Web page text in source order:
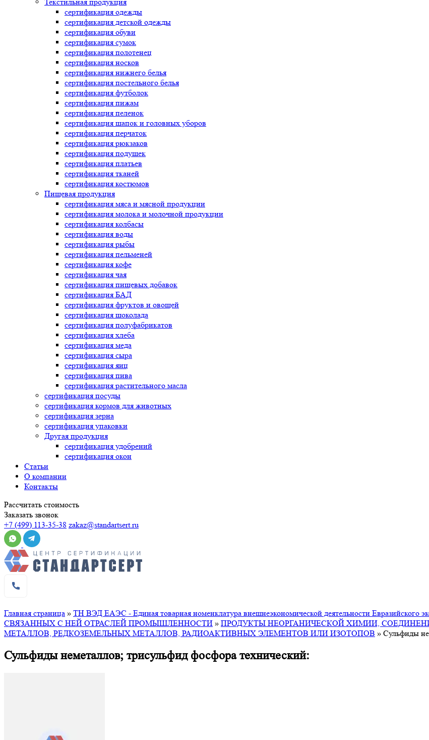
сертификация одежды
сертификация детской одежды
сертификация обуви
сертификация сумок
сертификация полотенец
сертификация носков
сертификация нижнего белья
сертификация постельного белья
сертификация футболок
сертификация пижам
сертификация пеленок
сертификация шапок и головных уборов
сертификация перчаток
сертификация рюкзаков
сертификация подушек
сертификация платьев
сертификация тканей
сертификация костюмов
Пищевая продукция
сертификация мяса и мясной продукции
сертификация молока и молочной продукции
сертификация колбасы
сертификация воды
сертификация рыбы
сертификация пельменей
сертификация кофе
сертификация чая
сертификация пищевых добавок
сертификация БАД
сертификация фруктов и овощей
сертификация шоколада
сертификация полуфабрикатов
сертификация хлеба
сертификация меда
сертификация сыра
сертификация яиц
сертификация пива
сертификация растительного масла
сертификация посуды
сертификация кормов для животных
сертификация зерна
сертификация упаковки
Другая продукция
сертификация удобрений
сертификация окон
Статьи
О компании
Контакты
Рассчитать стоимость
Заказать звонок
+7 (499) 113-35-38 zakaz@standartsert.ru
Главная страница » ТН ВЭД ЕАЭС - Единая товарная номенклатура внешнеэкономической деятельности Евразийского
СВЯЗАННЫХ С НЕЙ ОТРАСЛЕЙ ПРОМЫШЛЕННОСТИ » ПРОДУКТЫ НЕОРГАНИЧЕСКОЙ ХИМИИ,
МЕТАЛЛОВ, РЕДКОЗЕМЕЛЬНЫХ МЕТАЛЛОВ, РАДИОАКТИВНЫХ ЭЛЕМЕНТОВ ИЛИ ИЗОТОПОВ » Сульфиды
Сульфиды неметаллов; трисульфид фосфора технический: